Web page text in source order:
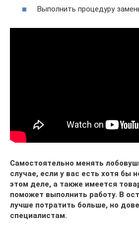
Выполнить процедуру
Самостоятельно менять
случае, если у вас есть хотя бы
этом деле, а также имеется
поможет выполнить работу. В
лучше потратить больше, но
специалистам.